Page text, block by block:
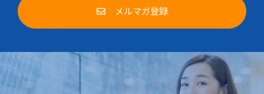
メルマガ登録